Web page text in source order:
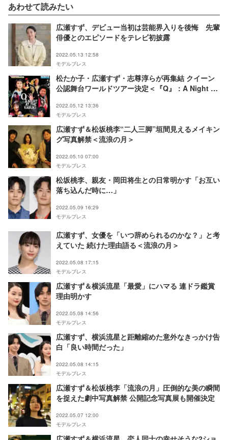
あわせて読みたい
広瀬すず、デビュー当初は芸能界入りを後悔 先輩
俳優とのエピソードをテレビ初披露
2022.05.13 12:58
モデルプレス
松たか子・広瀬すず・志尊淳らが再集結 クイーン
公認舞台ワールドツアー決定＜『Q』：A Night At
2022.05.12 13:36
モデルプレス
広瀬すず＆松坂桃李“二人三脚”垣間見えるメイキン
グ写真解禁＜流浪の月＞
2022.05.10 07:00
モデルプレス
松坂桃李、親友・岡田将生との日常明かす「お互い
落ち込んだ時に…」
2022.05.09 16:29
モデルプレス
広瀬すず、女優を「いつ辞められるのかな？」と考
えていた 続けた理由語る＜流浪の月＞
2022.05.08 17:15
モデルプレス
広瀬すず＆横浜流星「最愛」にハマる 連ドラ鑑賞
理由明かす
2022.05.08 14:56
モデルプレス
広瀬すず、横浜流星と距離縮めた意外なきっかけ告
白「良い時間だった」
2022.05.08 14:15
モデルプレス
広瀬すず＆松坂桃李「流浪の月」圧倒的な美の瞬間
を捉えた劇中写真解禁 公開記念写真展も開催決定
2022.05.07 12:00
モデルプレス